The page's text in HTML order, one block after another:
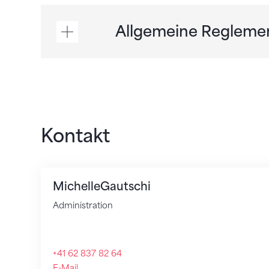
Allgemeine
Kontakt
MichelleGautschi
Administration
+41 62 837 82 64